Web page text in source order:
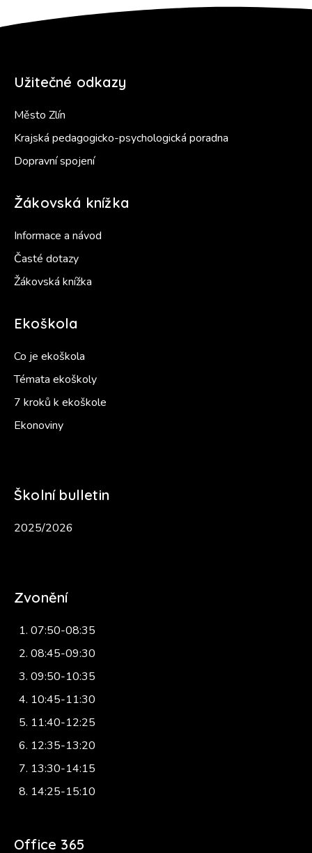
Užitečné odkazy
Město Zlín
Krajská pedagogicko-psychologická poradna
Dopravní spojení
Žákovská knížka
Informace a návod
Časté dotazy
Žákovská knížka
Ekoškola
Co je ekoškola
Témata ekoškoly
7 kroků k ekoškole
Ekonoviny
Školní bulletin
2025/2026
Zvonění
07:50-08:35
08:45-09:30
09:50-10:35
10:45-11:30
11:40-12:25
12:35-13:20
13:30-14:15
14:25-15:10
Office 365